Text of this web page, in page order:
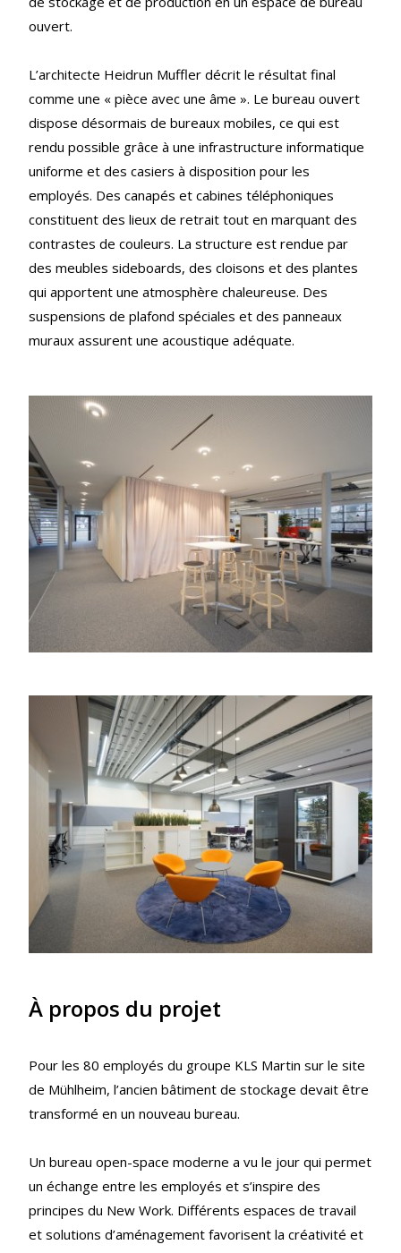
ouvert.
L’architecte Heidrun Muffler décrit le résultat final
comme une « pièce avec une âme ». Le bureau ouvert
dispose désormais de bureaux mobiles, ce qui est
rendu possible grâce à une infrastructure informatique
uniforme et des casiers à disposition pour les
employés. Des canapés et cabines téléphoniques
constituent des lieux de retrait tout en marquant des
contrastes de couleurs. La structure est rendue par
des meubles sideboards, des cloisons et des plantes
qui apportent une atmosphère chaleureuse. Des
suspensions de plafond spéciales et des panneaux
muraux assurent une acoustique adéquate.
À propos du projet
Pour les 80 employés du groupe KLS Martin sur le site
de Mühlheim, l’ancien bâtiment de stockage devait être
transformé en un nouveau bureau.
Un bureau open-space moderne a vu le jour qui permet
un échange entre les employés et s’inspire des
principes du New Work. Différents espaces de travail
et solutions d’aménagement favorisent la créativité et